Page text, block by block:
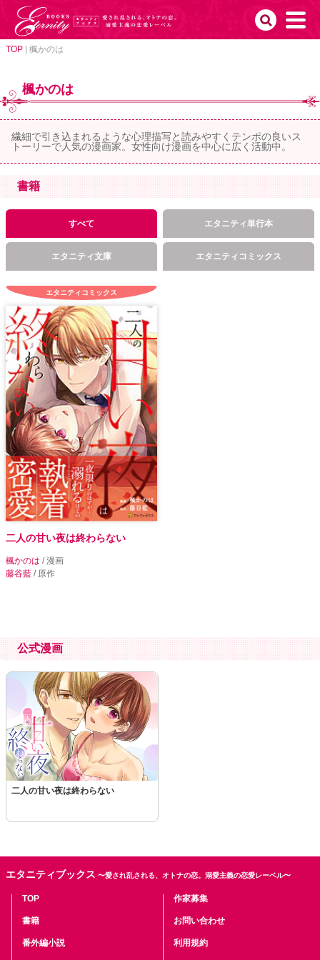
TOP 楓かのは
楓かのは
繊細で引き込まれるような心理描写と読みやすくテンポの良いス
トーリーで人気の漫画家。女性向け漫画を中心に広く活動中。
書籍
すべて エタニティ単行本
エタニティ文庫 エタニティコミックス
エタニティコミックス
二人の甘い夜は終わらない
楓かのは / 漫画
藤谷藍 / 原作
公式漫画
二人の甘い夜は終わらない
エタニティブックス 〜愛され乱される、オトナの恋。溺愛主義の恋愛レーベル〜
TOP
書籍
番外編小説
作家募集
お問い合わせ
利用規約